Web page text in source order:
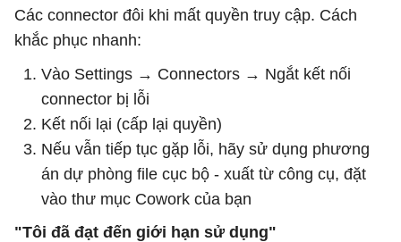
Các connector đôi khi mất quyền truy cập. Cách
khắc phục nhanh:
Vào Settings → Connectors → Ngắt kết nối
connector bị lỗi
Kết nối lại (cấp lại quyền)
Nếu vẫn tiếp tục gặp lỗi, hãy sử dụng phương
án dự phòng file cục bộ - xuất từ ​​công cụ, đặt
vào thư mục Cowork của bạn
"Tôi đã đạt đến giới hạn sử dụng"